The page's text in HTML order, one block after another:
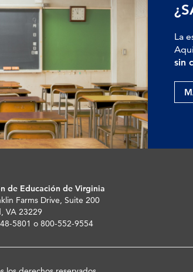
La
sin
de Educación de Virginia
Farms Drive, Suite 200
VA 23229
5801 o 800-552-9554